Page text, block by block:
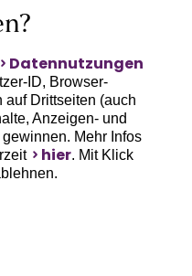
Datennutzungen
ID, Browser-
auf Drittseiten (auch
Anzeigen- und
Mehr Infos
hier. Mit Klick
oder die